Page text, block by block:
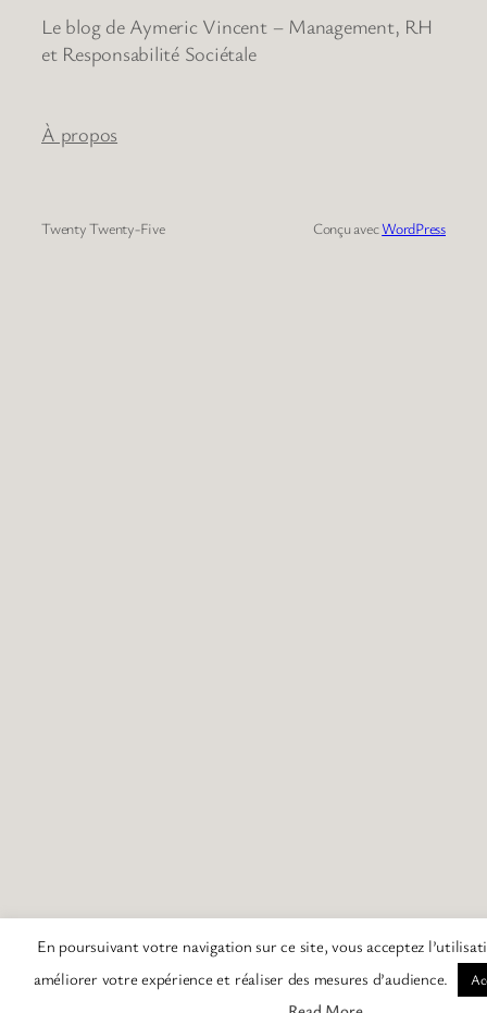
Le blog de Aymeric Vincent – Management, RH
et Responsabilité Sociétale
À propos
Twenty Twenty-Five Conçu avecWordPress
En poursuivant votre navigation sur ce site, vous acceptez
améliorer votre expérience et réaliser des mesures d’audience.